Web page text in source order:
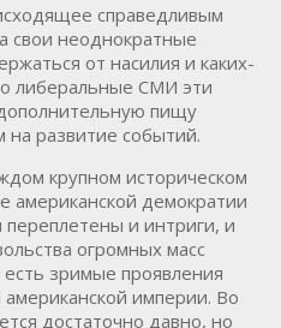
справедливым
свои неоднократные
от насилия и каких-
либеральные СМИ эти
пищу
на развитие событий.
крупном историческом
американской демократии
и интриги, и
огромных масс
зримые проявления
американской империи. Во
достаточно давно, но